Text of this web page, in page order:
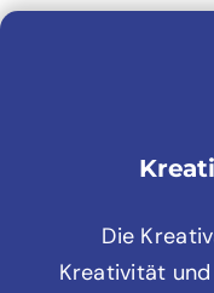
Die
Kreativität